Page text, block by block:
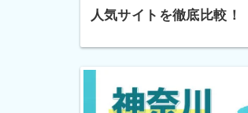
人気サイトを徹底比較！